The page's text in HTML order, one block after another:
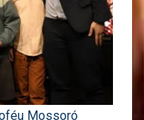
Mossoró